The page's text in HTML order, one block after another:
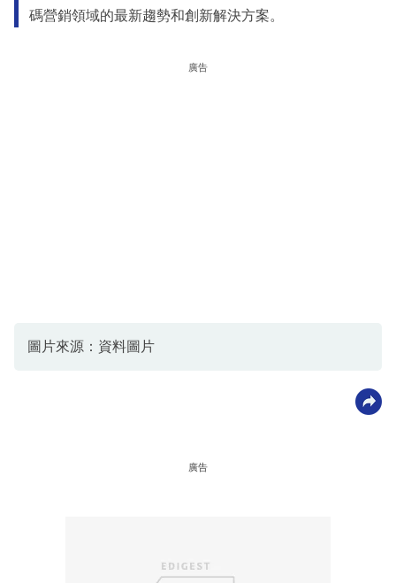
碼營銷領域的最新趨勢和創新解決方案。
廣告
圖片來源：資料圖片
廣告